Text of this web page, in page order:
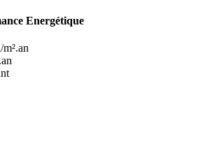
Energétique